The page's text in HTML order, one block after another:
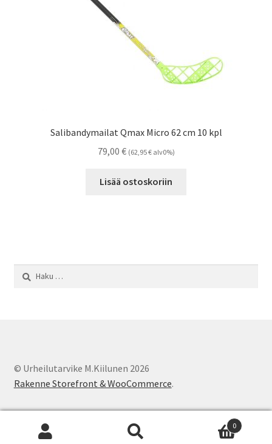
Salibandymailat Qmax Micro 62 cm 10 kpl
79,00 € (62,95€alv0%)
Lisää ostoskoriin
Haku:
© Urheilutarvike M.Kiilunen 2026
Rakenne Storefront & WooCommerce.
0